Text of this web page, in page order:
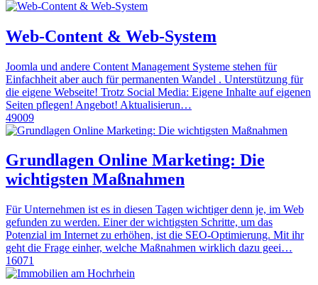
Web-Content & Web-System
Joomla und andere Content Management Systeme stehen für
Einfachheit aber auch für permanenten Wandel . Unterstützung für
die eigene Webseite! Trotz Social Media: Eigene Inhalte auf eigenen
Seiten pflegen! Angebot! Aktualisierun…
49009
Grundlagen Online Marketing: Die
wichtigsten Maßnahmen
Für Unternehmen ist es in diesen Tagen wichtiger denn je, im Web
gefunden zu werden. Einer der wichtigsten Schritte, um das
Potenzial im Internet zu erhöhen, ist die SEO-Optimierung. Mit ihr
geht die Frage einher, welche Maßnahmen wirklich dazu geei…
16071